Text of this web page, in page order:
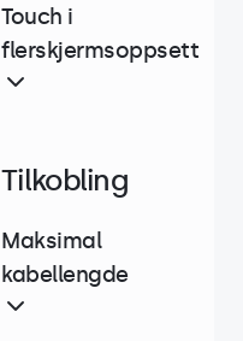
Touch i
flerskjermsoppsett
Tilkobling
Maksimal
kabellengde